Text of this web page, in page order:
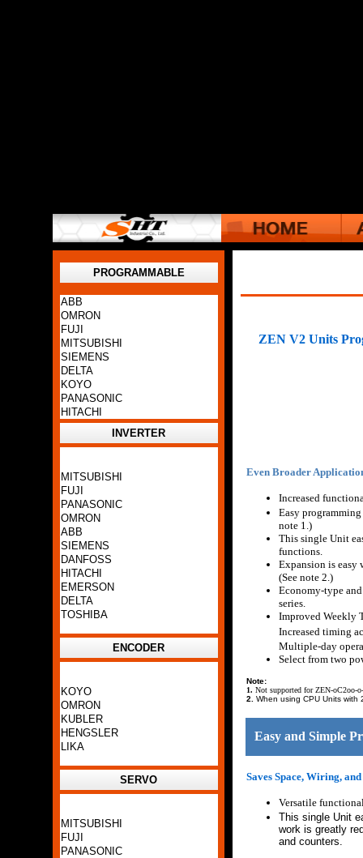
PROGRAMMABLE
ABB
OMRON
FUJI
MITSUBISHI
SIEMENS
DELTA
KOYO
PANASONIC
HITACHI
INVERTER
MITSUBISHI
FUJI
PANASONIC
OMRON
ABB
SIEMENS
DANFOSS
HITACHI
EMERSON
DELTA
TOSHIBA
ENCODER
KOYO
OMRON
KUBLER
HENGSLER
LIKA
SERVO
MITSUBISHI
FUJI
PANASONIC
ZENV2 Units
Even Broader
Increased
Easy
note 1.)
This single Unit
functions.
Expansion is
(See note 2.)
Economy-type
series.
Improved Weekly
Increased timing
Multiple-day
Select from two
Note:
1. Not supported for ZEN-oC2oo-o
2. When using CPU Units with
Easy and Simple
Saves Space, Wiring,
Versatile
This single Unit
work is greatly
and counters.